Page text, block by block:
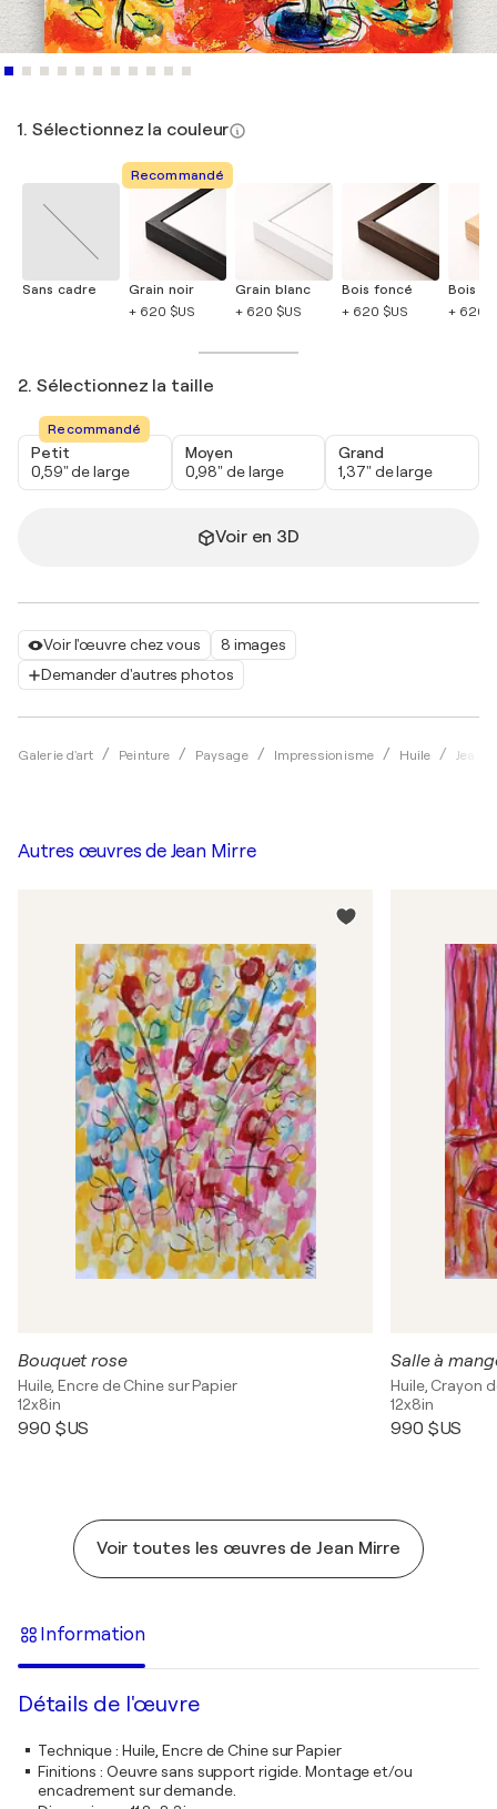
Voir l'œuvre chez vous
8 images
Demander d'autres photos
Galerie d'art Peinture Paysage Impressionisme Huile Jean
1. Sélectionnez la couleur
Sans cadre
Recommandé
Grain noir
+ 620 $US
Grain blanc
+ 620 $US
Bois foncé
+ 620 $US
Bois
+ 620
2. Sélectionnez la taille
Recommandé
Petit
0,59" de large
Moyen
0,98" de large
Grand
1,37" de large
Voir en 3D
Autres œuvres de Jean Mirre
Bouquet rose
Huile, Encre de Chine sur Papier
12x8in
990 $US
Salle à
Huile, Crayon
12x8in
990 $US
Voir toutes les œuvres de Jean Mirre
Information
Détails de l'œuvre
Technique: Huile, Encre de Chine sur Papier
Finitions : Oeuvre sans support rigide. Montage et/ou
encadrement sur demande.